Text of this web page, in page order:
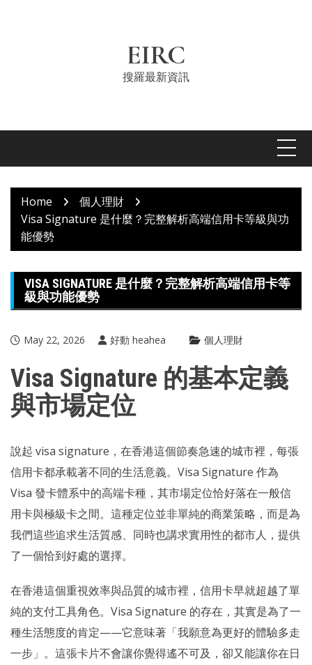
EIRC
搜羅最新資訊
Home
個人理財
Visa Signature 是什麼？完整解析高端信用卡等級與功
能優勢
VISA SIGNATURE 是什麼？完整解析高端信用卡等
級與功能優勢
May 22, 2026 好動 heahea 個人理財
Visa Signature 的基本定義
與市場定位
說起 visa signature ，在香港這個節奏急速的城市裡，每張
信用卡都承載著不同的生活意義。Visa Signature 作為
Visa 發卡體系中的高端卡種，其市場定位恰好落在一般信
用卡與極級卡之間。這種定位並非單純的商業策略，而是為
我們這些追求生活質感、同時也講求實用性的都市人，提供
了一個恰到好處的選擇。
在香港這個重視效率與品質的城市裡，信用卡早就超越了單
純的支付工具角色。Visa Signature 的存在，其實是為了一
種生活態度的肯定——它意味著「我願意為更好的體驗多走
一步」。這張卡片不會讓你覺得遙不可及，卻又能讓你在日